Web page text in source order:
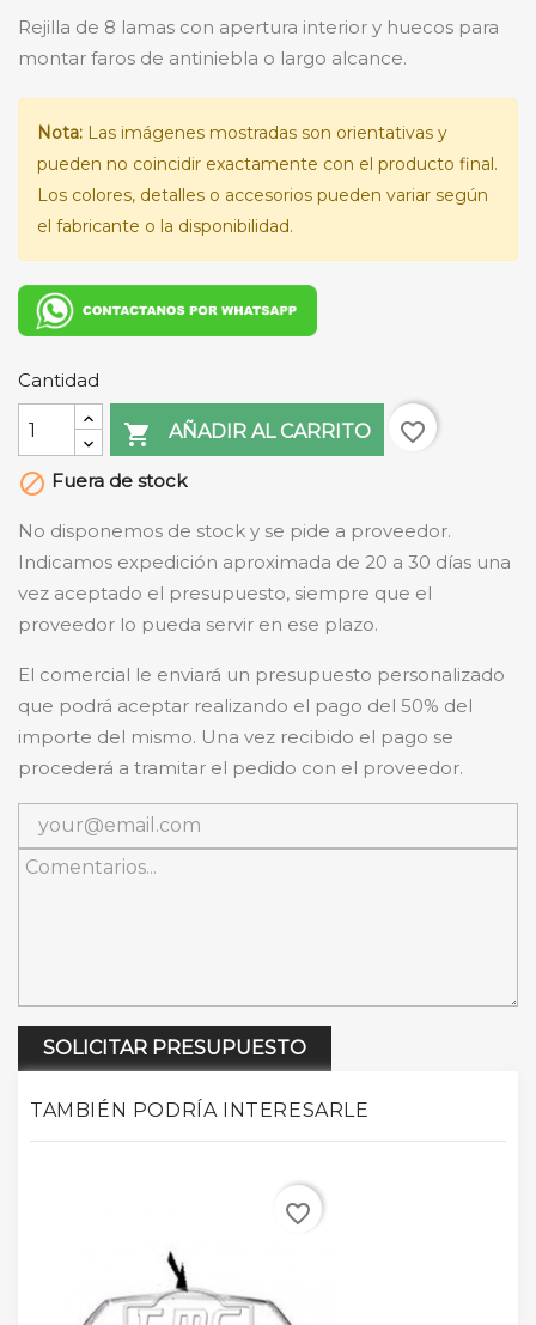
Rejilla de 8 lamas con apertura interior y huecos para
montar faros de antiniebla o largo alcance.
Nota: Las imágenes mostradas son orientativas y
pueden no coincidir exactamente con el producto final.
Los colores, detalles o accesorios pueden variar según
el fabricante o la disponibilidad.
Cantidad
 AÑADIR AL CARRITO
favorite_border
 Fuera de stock
No disponemos de stock y se pide a proveedor.
Indicamos expedición aproximada de 20 a 30 días una
vez aceptado el presupuesto, siempre que el
proveedor lo pueda servir en ese plazo.
El comercial le enviará un presupuesto personalizado
que podrá aceptar realizando el pago del 50% del
importe del mismo. Una vez recibido el pago se
procederá a tramitar el pedido con el proveedor.
SOLICITAR PRESUPUESTO
TAMBIÉN PODRÍA INTERESARLE
favorite_border